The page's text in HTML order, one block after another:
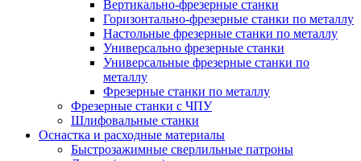
Вертикально-фрезерные станки
Горизонтально-фрезерные станки по металлу
Настольные фрезерные станки по металлу
Универсально фрезерные станки
Универсальные фрезерные станки по
металлу
Фрезерные станки по металлу
Фрезерные станки с ЧПУ
Шлифовальные станки
Оснастка и расходные материалы
Быстрозажимные сверлильные патроны